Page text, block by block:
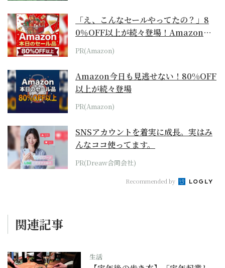
「え、こんなセールやってたの？」8
0％OFF以上が続々登場！Amazonの
本気が...
PR(Amazon)
Amazon今日も見逃せない！80%OFF
以上が続々登場
PR(Amazon)
SNSアカウントを着実に成長。実はみ
んなココ使ってます。
PR(Dreaw合同会社)
Recommended by
関連記事
生活